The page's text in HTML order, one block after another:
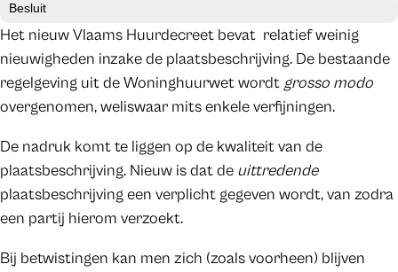
Besluit
Het nieuw Vlaams Huurdecreet bevat relatief weinig
nieuwigheden inzake de plaatsbeschrijving. De bestaande
regelgeving uit de Woninghuurwet wordt grosso modo
overgenomen, weliswaar mits enkele verfijningen.
De nadruk komt te liggen op de kwaliteit van de
plaatsbeschrijving. Nieuw is dat de uittredende
plaatsbeschrijving een verplicht gegeven wordt, van zodra
een partij hierom verzoekt.
Bij betwistingen kan men zich (zoals voorheen) blijven